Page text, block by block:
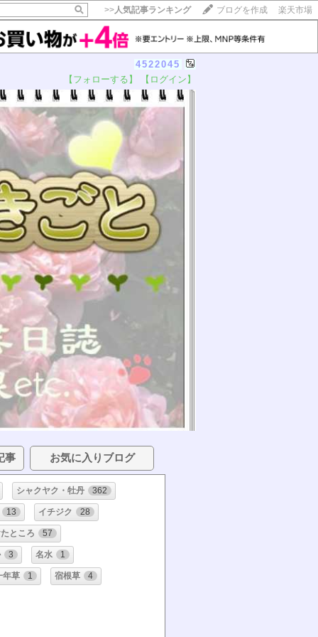
>>人気記事ランキング ブログを作成 楽天市場
4522045
【フォローする】 【ログイン】
事 お気に入りブログ
シャクヤク・牡丹 362
13 イチジク 28
ところ 57
3 名水 1
年草 1 宿根草 4